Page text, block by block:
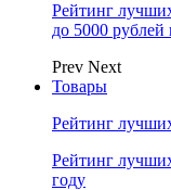
Рейтинг
до 5000 рублей
Prev Next
Товары
Рейтинг
Рейтинг
году